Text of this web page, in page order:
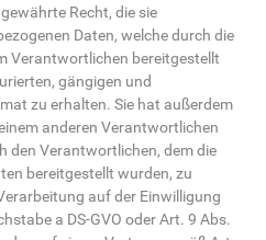
Recht, die sie
Daten, welche durch die
Verantwortlichen bereitgestellt
gängigen und
zu erhalten. Sie hat außerdem
anderen Verantwortlichen
den Verantwortlichen, dem die
bereitgestellt wurden, zu
auf der Einwilligung
a DS-GVO oder Art. 9 Abs.